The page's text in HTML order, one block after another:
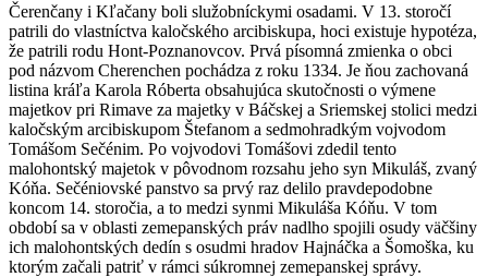
Čerenčany i Kľačany boli služobníckymi osadami. V 13. storočí
patrili do vlastníctva kaločského arcibiskupa, hoci existuje hypotéza,
že patrili rodu Hont-Poznanovcov. Prvá písomná zmienka o obci
pod názvom Cherenchen pochádza z roku 1334. Je ňou zachovaná
listina kráľa Karola Róberta obsahujúca skutočnosti o výmene
majetkov pri Rimave za majetky v Báčskej a Sriemskej stolici medzi
kaločským arcibiskupom Štefanom a sedmohradkým vojvodom
Tomášom Sečénim. Po vojvodovi Tomášovi zdedil tento
malohontský majetok v pôvodnom rozsahu jeho syn Mikuláš, zvaný
Kóňa. Sečéniovské panstvo sa prvý raz delilo pravdepodobne
koncom 14. storočia, a to medzi synmi Mikuláša Kóňu. V tom
období sa v oblasti zemepanských práv nadlho spojili osudy väčšiny
ich malohontských dedín s osudmi hradov Hajnáčka a Šomoška, ku
ktorým začali patriť v rámci súkromnej zemepanskej správy.